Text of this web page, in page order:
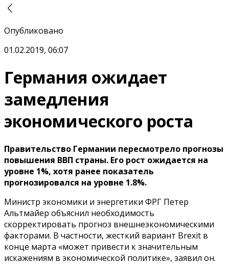
Опубликовано
01.02.2019, 06:07
Германия ожидает
замедления
экономического роста
Правительство Германии пересмотрело прогнозы
повышения ВВП страны. Его рост ожидается на
уровне 1%, хотя ранее показатель
прогнозировался на уровне 1.8%.
Министр экономики и энергетики ФРГ Петер
Альтмайер объяснил необходимость
скорректировать прогноз внешнеэкономическими
факторами. В частности, жесткий вариант Brexit в
конце марта «может привести к значительным
искажениям в экономической политике», заявил он.